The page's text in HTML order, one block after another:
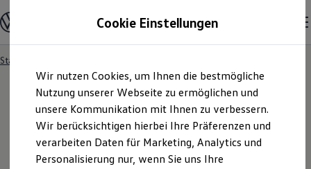
Hauptinhalt
springen
Footer
springen
Modelle & Konfigurator
Nutzfahrzeugkategorien entdecken
Modelle konfigurieren
Vorgängermodelle und Oldtimer
Vorgängermodelle
Oldtimer
Bulli Historie
Branchenlösungen & Gewerbekunden
Umbaulösungen und Hersteller finden
Auf- und Umbauten entdecken & konfigurieren
Startseite
IhreSuchergebnisse
Cookie Einstellungen
Wir nutzen Cookies, um Ihnen die bestmögliche
Nutzung unserer Webseite zu ermöglichen und
unsere Kommunikation mit Ihnen zu verbessern.
Wir berücksichtigen hierbei Ihre Präferenzen und
verarbeiten Daten für Marketing, Analytics und
Personalisierung nur, wenn Sie uns Ihre